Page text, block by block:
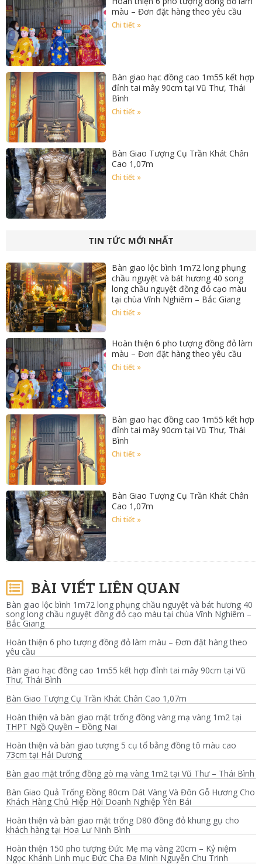
màu – Đơn đặt hàng theo yêu cầu
Chi tiết »
Bàn giao hạc đồng cao 1m55 kết hợp
đỉnh tai mây 90cm tại Vũ Thư, Thái
Bình
Chi tiết »
Bàn Giao Tượng Cụ Trần Khát Chân
Cao 1,07m
Chi tiết »
TIN TỨC MỚI NHẤT
Bàn giao lộc bình 1m72 long phụng
chầu nguyệt và bát hương 40 song
long chầu nguyệt đồng đỏ cạo màu
tại chùa Vĩnh Nghiêm – Bắc Giang
Chi tiết »
Hoàn thiện 6 pho tượng đồng đỏ làm
màu – Đơn đặt hàng theo yêu cầu
Chi tiết »
Bàn giao hạc đồng cao 1m55 kết hợp
đỉnh tai mây 90cm tại Vũ Thư, Thái
Bình
Chi tiết »
Bàn Giao Tượng Cụ Trần Khát Chân
Cao 1,07m
Chi tiết »
BÀI VIẾT LIÊN QUAN
Bàn giao lộc bình 1m72 long phụng chầu nguyệt và bát hương 40
song long chầu nguyệt đồng đỏ cạo màu tại chùa Vĩnh Nghiêm –
Bắc Giang
Hoàn thiện 6 pho tượng đồng đỏ làm màu – Đơn đặt hàng theo
yêu cầu
Bàn giao hạc đồng cao 1m55 kết hợp đỉnh tai mây 90cm tại Vũ
Thư, Thái Bình
Bàn Giao Tượng Cụ Trần Khát Chân Cao 1,07m
Hoàn thiện và bàn giao mặt trống đồng vàng mạ vàng 1m2 tại
THPT Ngồ Quyền – Đồng Nai
Hoàn thiện và bàn giao tượng 5 cụ tổ bằng đồng tô màu cao
73cm tại Hải Dương
Bàn giao mặt trống đồng gò mạ vàng 1m2 tại Vũ Thư – Thái Bình
Bàn Giao Quả Trống Đồng 80cm Dát Vàng Và Đôn Gỗ Hương Cho
Khách Hàng Chủ Hiệp Hội Doanh Nghiệp Yên Bái
Hoàn thiện và bàn giao mặt trống D80 đồng đỏ khung gụ cho
khách hàng tại Hoa Lư Ninh Bình
Hoàn thiện 150 pho tượng Đức Mẹ mạ vàng 20cm – Kỷ niệm
Ngọc Khánh Linh mục Đức Cha Đa Minh Nguyễn Chu Trinh